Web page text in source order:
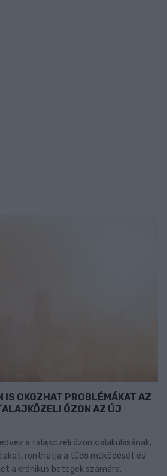
IS OKOZHAT PROBLÉMÁKAT AZ
ÓZON AZ ÚJ
a talajközeli ózon kialakulásának,
ronthatja a tüdő működését és
a krónikus betegek számára.